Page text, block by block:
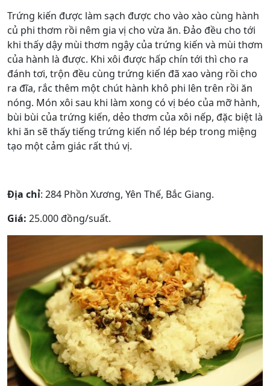
Trứng kiến được làm sạch được cho vào xào cùng hành
củ phi thơm rồi nêm gia vị cho vừa ăn. Đảo đều cho tới
khi thấy dậy mùi thơm ngậy của trứng kiến và mùi thơm
của hành là được. Khi xôi được hấp chín tới thì cho ra
đánh tơi, trộn đều cùng trứng kiến đã xao vàng rồi cho
ra đĩa, rắc thêm một chút hành khô phi lên trên rồi ăn
nóng. Món xôi sau khi làm xong có vị béo của mỡ hành,
bùi bùi của trứng kiến, dẻo thơm của xôi nếp, đặc biệt là
khi ăn sẽ thấy tiếng trứng kiến nổ lép bép trong miệng
tạo một cảm giác rất thú vị.
Địa chỉ: 284 Phồn Xương, Yên Thế, Bắc Giang.
Giá: 25.000 đồng/suất.